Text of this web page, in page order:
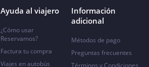
Ayuda al viajero
¿Cómo usar
Reservamos?
Factura tu compra
Viajes en autobús
Información
adicional
Métodos de pago
Preguntas frecuentes